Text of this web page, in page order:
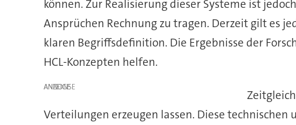
können. Zur Realisierung dieser Systeme ist
Ansprüchen Rechnung zu tragen. Derzeit gilt es
klaren Begriffsdefinition. Die Ergebnisse der
HCL-Konzepten helfen.
ANZEIGE
Verteilungen erzeugen lassen. Diese